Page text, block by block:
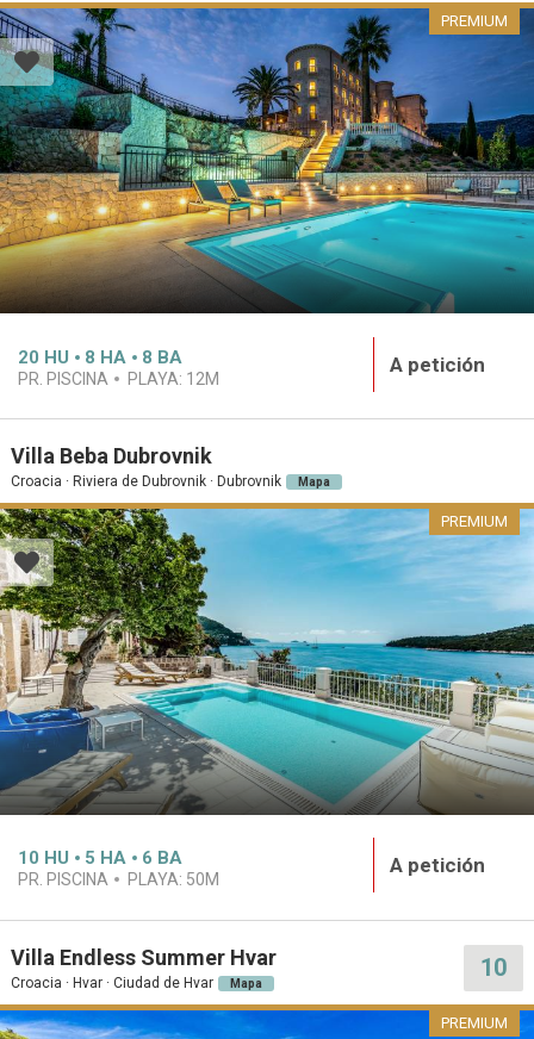
PREMIUM
20 HU 8 HA 8 BA
PR. PISCINA PLAYA: 12M
A petición
Villa Beba Dubrovnik
Croacia · Riviera de Dubrovnik · Dubrovnik Mapa
PREMIUM
10 HU 5 HA 6 BA
PR. PISCINA PLAYA: 50M
A petición
Villa Endless Summer Hvar
Croacia · Hvar · Ciudad de Hvar Mapa
10
PREMIUM